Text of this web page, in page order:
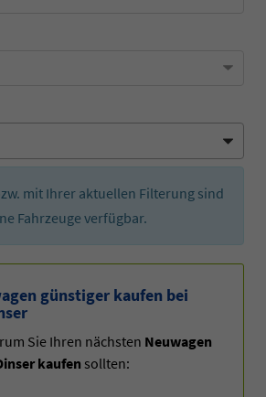
mit Ihrer aktuellen Filterung sind
Fahrzeuge verfügbar.
günstiger kaufen bei
Sie Ihren nächsten Neuwagen
kaufen sollten: